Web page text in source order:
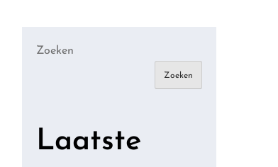
Zoeken
Zoeken
Laatste